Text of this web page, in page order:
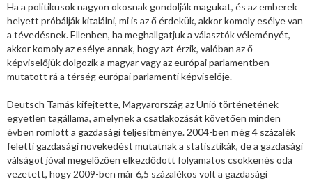
Ha a politikusok nagyon okosnak gondolják magukat, és az emberek
helyett próbálják kitalálni, mi is az ő érdekük, akkor komoly esélye van
a tévedésnek. Ellenben, ha meghallgatjuk a választók véleményét,
akkor komoly az esélye annak, hogy azt érzik, valóban az ő
képviselőjük dolgozik a magyar vagy az európai parlamentben –
mutatott rá a térség európai parlamenti képviselője.
Deutsch Tamás kifejtette, Magyarország az Unió történetének
egyetlen tagállama, amelynek a csatlakozását követően minden
évben romlott a gazdasági teljesítménye. 2004-ben még 4 százalék
feletti gazdasági növekedést mutatnak a statisztikák, de a gazdasági
válságot jóval megelőzően elkezdődött folyamatos csökkenés oda
vezetett, hogy 2009-ben már 6,5 százalékos volt a gazdasági